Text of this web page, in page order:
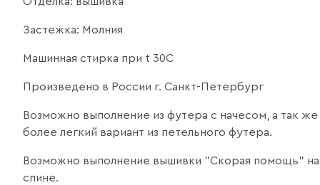
Застежка: Молния
Машинная стирка при t 30C
Произведено в России г. Санкт-Петербург
Возможно выполнение из футера с начесом, а так же
более легкий вариант из петельного футера.
Возможно выполнение вышивки "Скорая помощь" на
спине.